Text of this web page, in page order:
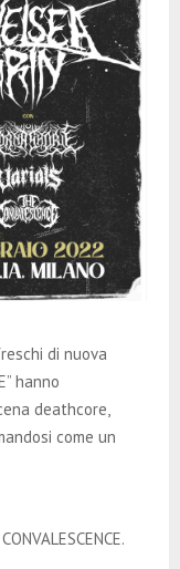
di nuova
hanno
deathcore,
come un